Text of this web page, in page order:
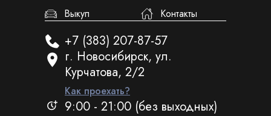
Выкуп
Контакты
+7 (383) 207-87-57
г. Новосибирск, ул.
Курчатова, 2/2
Как проехать?
9:00 - 21:00 (без выходных)